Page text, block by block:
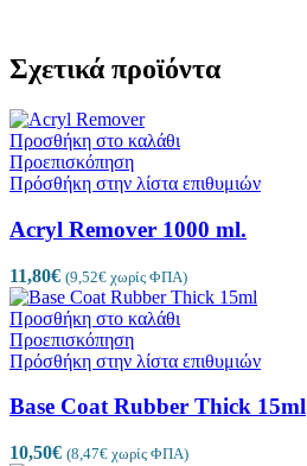
Σχετικά προϊόντα
Προσθήκη στο καλάθι
Προεπισκόπηση
Πρόσθήκη στην λίστα επιθυμιών
Acryl Remover 1000 ml.
11,80€ (9,52€ χωρίς ΦΠΑ)
Προσθήκη στο καλάθι
Προεπισκόπηση
Πρόσθήκη στην λίστα επιθυμιών
Base Coat Rubber Thick 15ml
10,50€ (8,47€ χωρίς ΦΠΑ)